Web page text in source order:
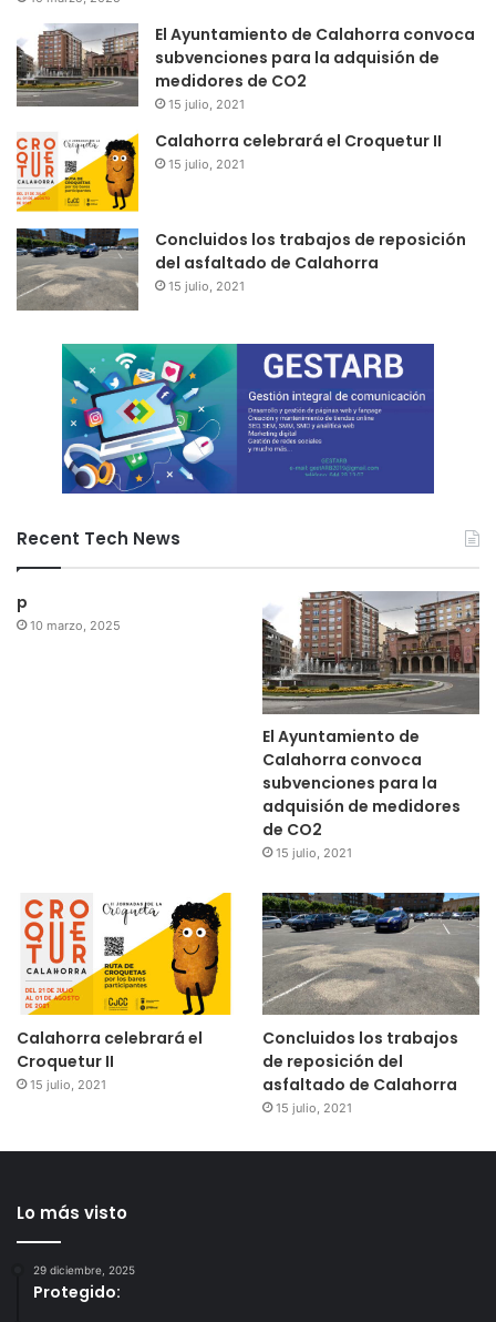
El Ayuntamiento de Calahorra convoca
subvenciones para la adquisión de
medidores de CO2
15 julio, 2021
Calahorra celebrará el Croquetur II
15 julio, 2021
Concluidos los trabajos de reposición
del asfaltado de Calahorra
15 julio, 2021
Recent Tech News
p
10 marzo, 2025
El Ayuntamiento de
Calahorra convoca
subvenciones para la
adquisión de medidores
de CO2
15 julio, 2021
Calahorra celebrará el
Croquetur II
15 julio, 2021
Concluidos los trabajos
de reposición del
asfaltado de Calahorra
15 julio, 2021
Lo más visto
29 diciembre, 2025
Protegido: